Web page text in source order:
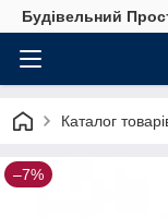
Будівельний
Каталог
–7%